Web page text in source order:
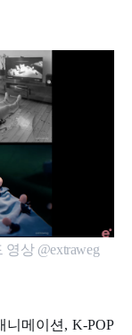
상 @extraweg
메이션, K-POP